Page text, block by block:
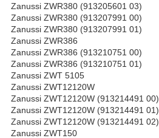
Zanussi ZWR380 (913205601 03)
Zanussi ZWR380 (913207991 00)
Zanussi ZWR380 (913207991 01)
Zanussi ZWR386
Zanussi ZWR386 (913210751 00)
Zanussi ZWR386 (913210751 01)
Zanussi ZWT 5105
Zanussi ZWT12120W
Zanussi ZWT12120W (913214491 00)
Zanussi ZWT12120W (913214491 01)
Zanussi ZWT12120W (913214491 02)
Zanussi ZWT150